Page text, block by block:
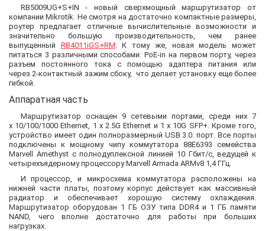
RB5009UG+S+IN - новый сверхмощный маршрутизатор от
компании Mikrotik. Не смотря на достаточно компактные размеры,
роутер предлагает отличные вычислительные возможности и
значительно большую производительность, чем ранее
выпущенный RB4011iGS+RM. К тому же, новая модель может
питаться 3 различными способами: PoE-in на первом порту, через
разъем постоянного тока с помощью адаптера питания или
через 2-контактный зажим сбоку, что делает установку еще более
гибкой.
Аппаратная часть
Маршрутизатор оснащен 9 сетевыми портами, среди них 7
х 10/100/1000 Ethernet, 1 х 2.5G Ethernet и 1 х 10G SFP+. Кроме того,
устройство имеет один полноразмерный USB 3.0. порт. Все порты
подключены к мощному чипу коммутатора 88E6393 семейства
Marvell Amethyst с полнодуплексной линией 10 Гбит/с, ведущей к
четырехъядерному процессору Marvell Armada ARMv8 1,4 ГГц.
И процессор, и микросхема коммутатора расположены на
нижней части платы, поэтому корпус действует как массивный
радиатор и обеспечивает хорошую систему охлаждения.
Маршрутизатор оборудован 1 ГБ ОЗУ типа DDR4 и 1 ГБ памяти
NAND, чего вполне достаточно для работы при больших
нагрузках.